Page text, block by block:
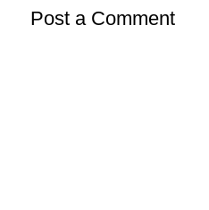
Post a Comment